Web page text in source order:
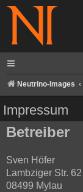
Neutrino-Images
Impressum
Betreiber
Sven Höfer
Lambziger Str. 62
08499 Mylau